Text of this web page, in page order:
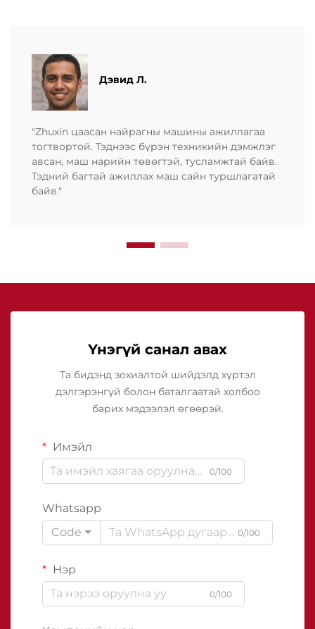
Дэвид Л.
"Zhuxin цаасан найрагны машины ажиллагаа
тогтвортой. Тэднээс бүрэн техникийн дэмжлэг
авсан, маш нарийн төвөгтэй, тусламжтай байв.
Тэдний багтай ажиллах маш сайн туршлагатай
байв."
Үнэгүй санал авах
Та бидэнд зохиалтой шийдэлд хүртэл
дэлгэрэнгүй болон баталгаатай холбоо
барих мэдээлэл өгөөрэй.
Имэйл
0/100
Whatsapp
Code
0/100
Нэр
0/100